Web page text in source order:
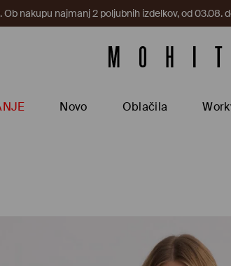
Ob nakupu najmanj 2 poljubnih izdelkov, od 03.08.
Novo Oblačila